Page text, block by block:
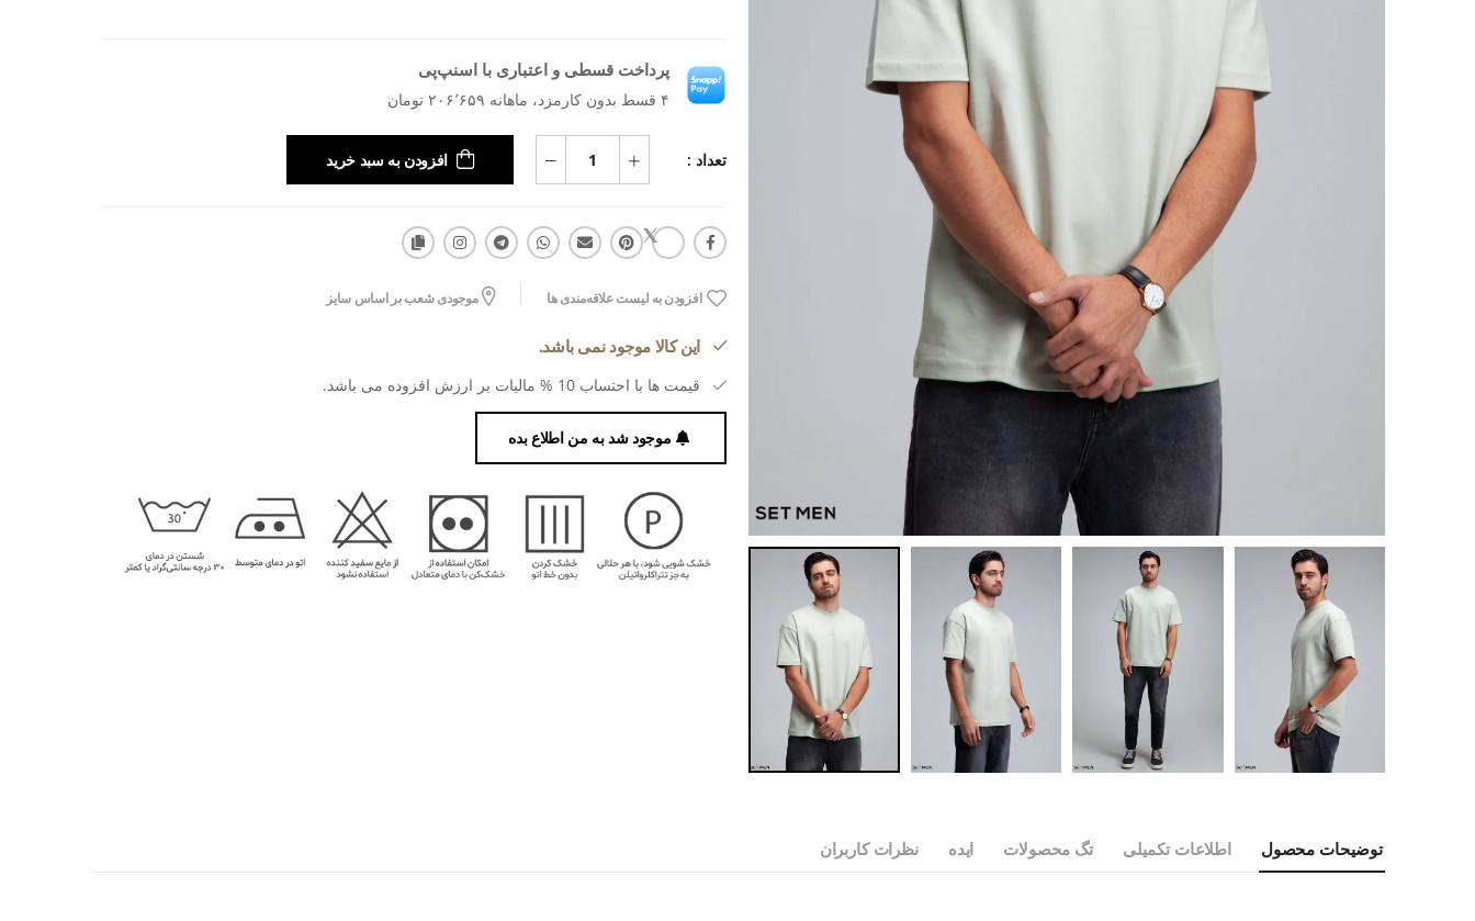
پرداخت قسطی و اعتباری با اسنپ‌پی
۴ قسط بدون کارمزد، ماهانه ۲۰۶٬۶۵۹ تومان
تعداد : افزودن به سبد خرید
افزودن به لیست علاقه‌مندی ها موجودی شعب بر اساس سایز
این کالا موجود نمی باشد.
قیمت ها با احتساب 10 % مالیات بر ارزش افزوده می باشد.
موجود شد به من اطلاع بده
توضیحات محصول اطلاعات تکمیلی تگ محصولات ایده نظرات کاربران